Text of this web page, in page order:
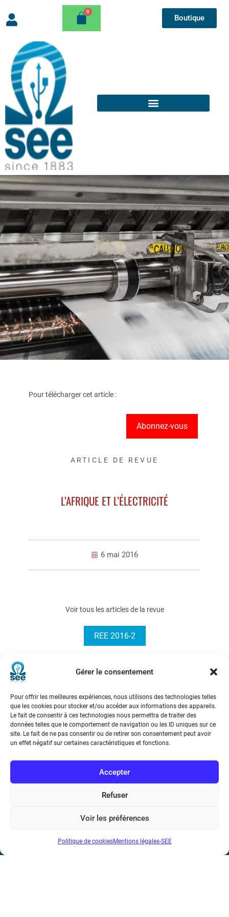
Gérer le consentement
Pour offrir les meilleures expériences, nous utilisons des technologies telles
que les cookies pour stocker et/ou accéder aux informations des appareils.
Le fait de consentir à ces technologies nous permettra de traiter des
données telles que le comportement de navigation ou les ID uniques sur ce
site. Le fait de ne pas consentir ou de retirer son consentement peut avoir
un effet négatif sur certaines caractéristiques et fonctions.
Accepter
Refuser
Voir les préférences
Politique de cookiesMentions légales-SEE
Boutique
Pour télécharger cet article :
Abonnez-vous
ARTICLE DE REVUE
L’AFRIQUE ET L’ÉLECTRICITÉ
6 mai 2016
Voir tous les articles de la revue
REE 2016-2
Société de l’Electricité, de l’Electronique et des Technologies
de l’Information et de la Communication
17 rue de l’Amiral Hamelin75116 Paris
Métro : « Boissière » Ligne 6 et « Iéna » Ligne 9
communautaire : FR44 785 393 232